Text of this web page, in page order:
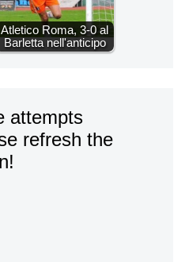
Atletico Roma, 3-0 al
Barletta nell'anticipo